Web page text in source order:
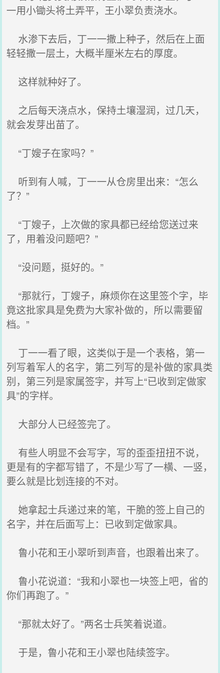
一用小锄头将土弄平，王小翠负责浇水。
水渗下去后，丁一一撒上种子，然后在上面
轻轻撒一层土，大概半厘米左右的厚度。
这样就种好了。
之后每天浇点水，保持土壤湿润，过几天，
就会发芽出苗了。
“丁嫂子在家吗？”
听到有人喊，丁一一从仓房里出来：“怎么
了？”
“丁嫂子，上次做的家具都已经给您送过来
了，用着没问题吧？”
“没问题，挺好的。”
“那就行，丁嫂子，麻烦你在这里签个字，毕
竟这批家具是免费为大家补做的，所以需要留
档。”
丁一一看了眼，这类似于是一个表格，第一
列写着军人的名字，第二列写的是补做的家具类
别，第三列是家属签字，并写上“已收到定做家
具”的字样。
大部分人已经签完了。
有些人明显不会写字，写的歪歪扭扭不说，
更是有的字都写错了，不是少写了一横、一竖，
要么就是比划连接的不对。
她拿起士兵递过来的笔，干脆的签上自己的
名字，并在后面写上：已收到定做家具。
鲁小花和王小翠听到声音，也跟着出来了。
鲁小花说道：“我和小翠也一块签上吧，省的
你们再跑了。”
“那就太好了。”两名士兵笑着说道。
于是，鲁小花和王小翠也陆续签字。